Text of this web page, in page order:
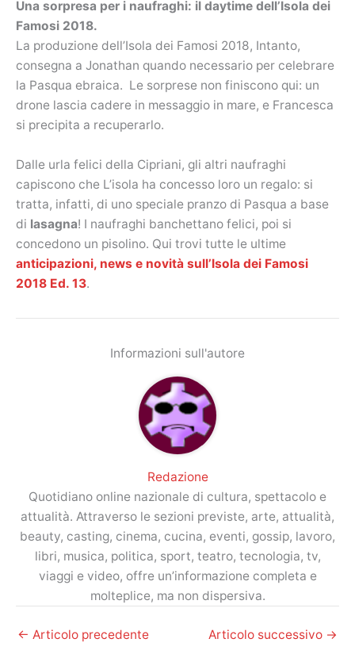
Una sorpresa per i naufraghi: il daytime dell’Isola dei
Famosi 2018.
La produzione dell’Isola dei Famosi 2018, Intanto,
consegna a Jonathan quando necessario per celebrare
la Pasqua ebraica. Le sorprese non finiscono qui: un
drone lascia cadere in messaggio in mare, e Francesca
si precipita a recuperarlo.
Dalle urla felici della Cipriani, gli altri naufraghi
capiscono che L’isola ha concesso loro un regalo: si
tratta, infatti, di uno speciale pranzo di Pasqua a base
di lasagna! I naufraghi banchettano felici, poi si
concedono un pisolino. Qui trovi tutte le ultime
anticipazioni, news e novità sull’Isola dei Famosi
2018 Ed. 13.
Informazioni sull'autore
Redazione
Quotidiano online nazionale di cultura, spettacolo e
attualità. Attraverso le sezioni previste, arte, attualità,
beauty, casting, cinema, cucina, eventi, gossip, lavoro,
libri, musica, politica, sport, teatro, tecnologia, tv,
viaggi e video, offre un’informazione completa e
molteplice, ma non dispersiva.
← Articolo precedente Articolo successivo →